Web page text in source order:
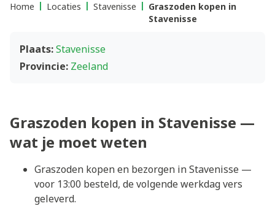
Home Locaties Stavenisse
Graszoden kopen in
Stavenisse
Plaats:Stavenisse
Provincie: Zeeland
Graszoden kopen in Stavenisse —
wat je moet weten
Graszoden kopen en bezorgen in Stavenisse —
voor 13:00 besteld, de volgende werkdag vers
geleverd.